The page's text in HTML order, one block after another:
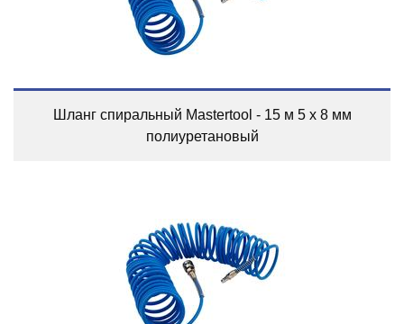
Шланг спиральный Mastertool - 15 м 5 х 8 мм
полиуретановый